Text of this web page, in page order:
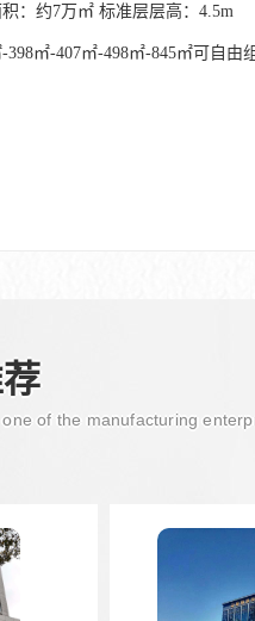
：约7万㎡ 标准层层高：4.5m
㎡-407㎡-498㎡-845㎡可自
of the manufacturing